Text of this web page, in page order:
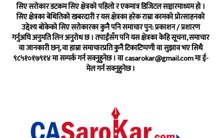
सिए सरोकार डटकम सिए क्षेत्रको पहिलो र एकमात्र डिजिटल सञ्चारमाध्यम हो ।
सिए क्षेत्रका बेथितिको खबरदारी र यस क्षेत्रका हरेक राम्रा कामको प्रोत्साहनको
उद्देश्य बोकेको सिए सरोकारका कुनै पनि समाचार पुन: प्रकाशन / प्रशारण
गर्नुअघि अनुमति लिन अनुरोध छ । तपाईंसँग पनि यस क्षेत्रका केहि सूचना, समाचार
वा जानकारी छन्, वा हाम्रा समाचारप्रति कुनै टिकाटिप्पणी वा सुझाव भए सिधै
९८५१०१७९१४ मा सम्पर्क गर्न सक्नुहुनेछ । वाcasarokar@gmail.comमा ई-
मेल गर्न सक्नुहुनेछ ।